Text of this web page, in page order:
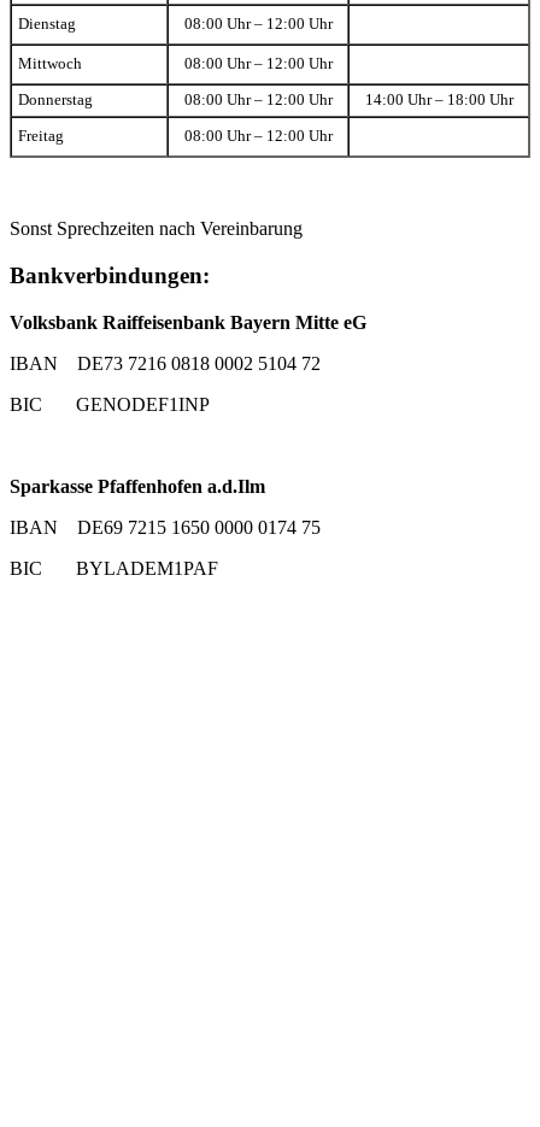
Dienstag 08:00 Uhr – 12:00 Uhr
Mittwoch 08:00 Uhr – 12:00 Uhr
Donnerstag 08:00 Uhr – 12:00 Uhr 14:00 Uhr – 18:00 Uhr
Freitag 08:00 Uhr – 12:00 Uhr
Sonst Sprechzeiten nach Vereinbarung
Bankverbindungen:
Volksbank Raiffeisenbank Bayern Mitte eG
IBAN DE73 7216 0818 0002 5104 72
BIC GENODEF1INP
Sparkasse Pfaffenhofen a.d.Ilm
IBAN DE69 7215 1650 0000 0174 75
BIC BYLADEM1PAF